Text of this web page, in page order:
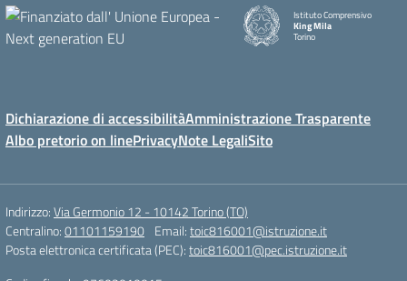
Istituto Comprensivo
King Mila
Torino
Dichiarazione di accessibilitàAmministrazione Trasparente
Albo pretorio on linePrivacyNote LegaliSito
Indirizzo:Via Germonio 12 - 10142 Torino (TO)
Centralino:01101159190 Email:toic816001@istruzione.it
Posta elettronica certificata (PEC):toic816001@pec.istruzione.it